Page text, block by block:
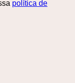
política de